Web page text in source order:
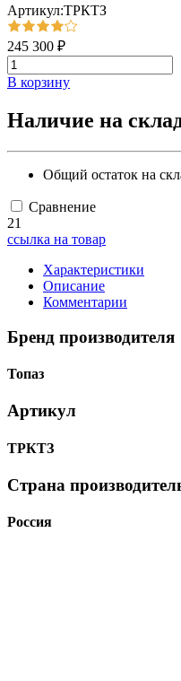
Артикул:ТРКТЗ
245 300 ₽
В корзину
Наличие на
Общий остаток на
Сравнение
21
ссылка на товар
Характеристики
Описание
Комментарии
Бренд производителя
Топаз
Артикул
ТРКТЗ
Страна
Россия